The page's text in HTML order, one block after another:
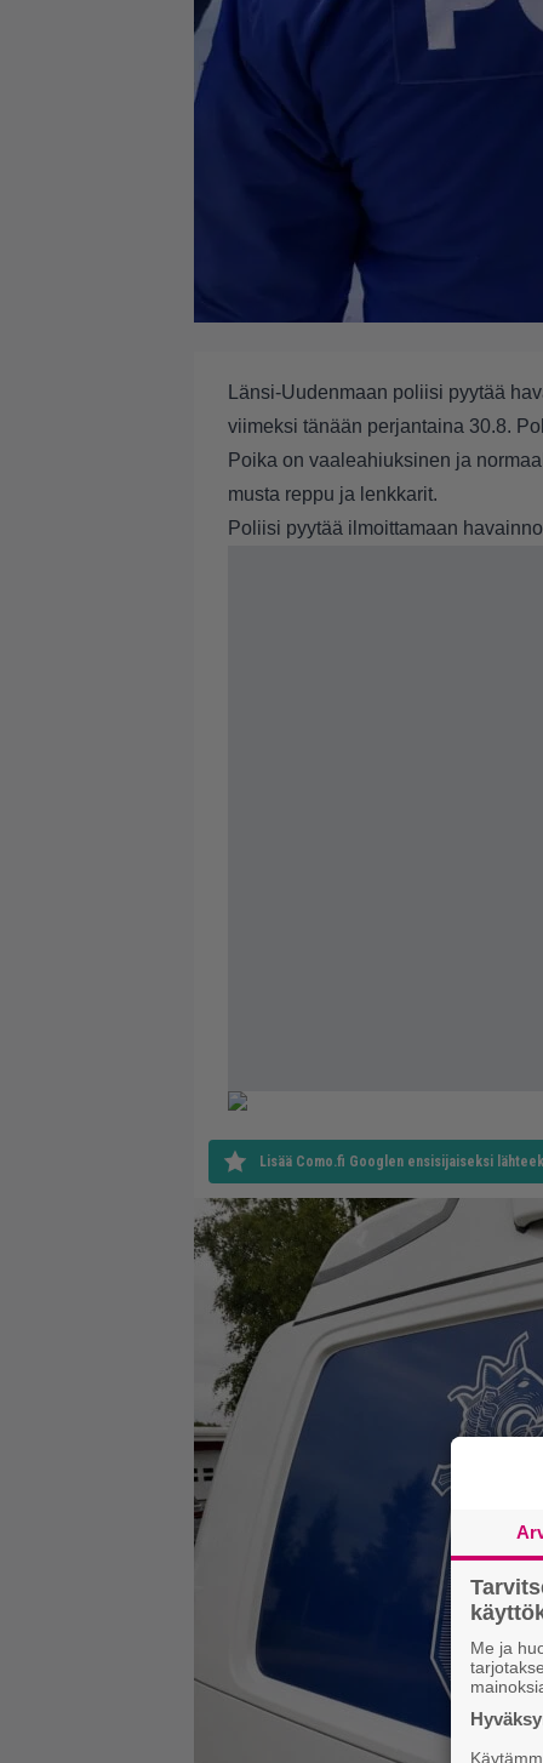
Länsi-Uudenmaan poliisi pyytää
viimeksi tänään perjantaina 30.8.
Poika on vaaleahiuksinen ja
musta reppu ja lenkkarit.
Poliisi pyytää ilmoittamaan
Lisää Como.fi Googlen ensisijaiseksi
Me ja